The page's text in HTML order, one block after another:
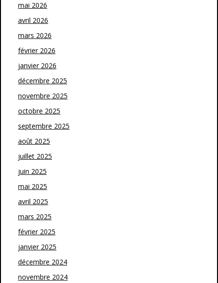
mai 2026
avril 2026
mars 2026
février 2026
janvier 2026
décembre 2025
novembre 2025
octobre 2025
septembre 2025
août 2025
juillet 2025
juin 2025
mai 2025
avril 2025
mars 2025
février 2025
janvier 2025
décembre 2024
novembre 2024